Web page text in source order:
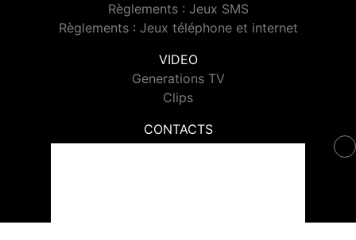
Règlements : Jeux SMS
Règlements : Jeux téléphone et internet
VIDEO
Generations TV
Clips
CONTACTS
Contacter Generations